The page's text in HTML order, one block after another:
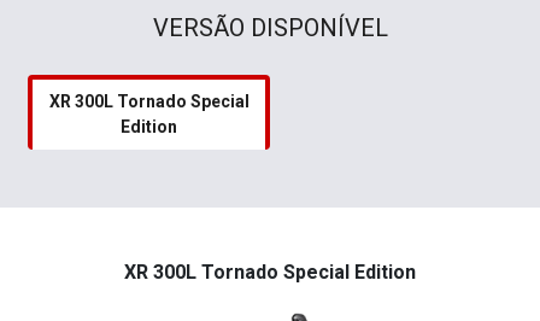
VERSÃO DISPONÍVEL
XR 300L Tornado Special
Edition
XR 300L Tornado Special Edition